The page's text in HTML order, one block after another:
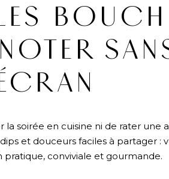
la soirée en cuisine ni de rater une
et douceurs faciles à partager :
conviviale et gourmande.